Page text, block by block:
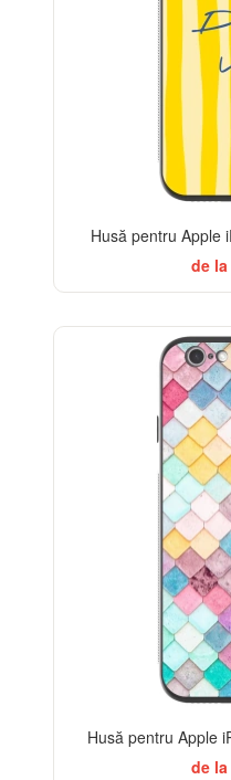
Husă pentru Apple
de la
Husă pentru Apple
de la